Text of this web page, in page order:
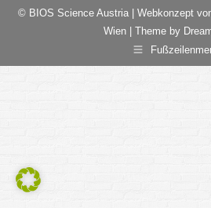
© BIOS Science Austria | Webkonzept
Wien | Theme by